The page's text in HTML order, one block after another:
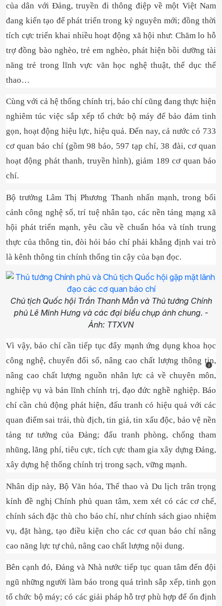
của dân với Đảng, truyền đi thông điệp về một Việt Nam
đang kiến tạo để phát triển trong kỷ nguyên mới; đồng thời
tích cực triển khai nhiều hoạt động xã hội như: Chăm lo hỗ
trợ đồng bào nghèo, trẻ em nghèo, phát hiện bồi dưỡng tài
năng trẻ trong lĩnh vực văn học nghệ thuật, thể dục thể
thao…
Cùng với cả hệ thống chính trị, báo chí cũng đang thực hiện
nghiêm túc việc sắp xếp tổ chức bộ máy để bảo đảm tinh
gọn, hoạt động hiệu lực, hiệu quả. Đến nay, cả nước có 733
cơ quan báo chí (gồm 98 báo, 597 tạp chí, 38 đài, cơ quan
hoạt động phát thanh, truyền hình), giảm 189 cơ quan báo
chí.
Bộ trưởng Lâm Thị Phương Thanh nhấn mạnh, trong bối
cảnh công nghệ số, trí tuệ nhân tạo, các nền tảng mạng xã
hội phát triển mạnh, yêu cầu về chuẩn hóa và tính trung
thực của thông tin, đòi hỏi báo chí phải khẳng định vai trò
là kênh thông tin chính thống tin cậy của bạn đọc.
Chủ tịch Quốc hội Trần Thanh Mẫn và Thủ tướng Chính
phủ Lê Minh Hưng và các đại biểu chụp ảnh chung. -
Ảnh: TTXVN
Vì vậy, báo chí cần tiếp tục đẩy mạnh ứng dụng khoa học
công nghệ, chuyển đổi số, nâng cao chất lượng thông tin,
nâng cao chất lượng nguồn nhân lực cả về chuyên môn,
nghiệp vụ và bản lĩnh chính trị, đạo đức nghề nghiệp. Báo
chí cần chủ động phát hiện, đấu tranh có hiệu quả với các
quan điểm sai trái, thù địch, tin giả, tin xấu độc, bảo vệ nền
tảng tư tưởng của Đảng; đấu tranh phòng, chống tham
nhũng, lãng phí, tiêu cực, tích cực tham gia xây dựng Đảng,
xây dựng hệ thống chính trị trong sạch, vững mạnh.
Nhân dịp này, Bộ Văn hóa, Thể thao và Du lịch trân trọng
kính đề nghị Chính phủ quan tâm, xem xét có các cơ chế,
chính sách đặc thù cho báo chí, như chính sách giao nhiệm
vụ, đặt hàng, tạo điều kiện cho các cơ quan báo chí nâng
cao năng lực tự chủ, nâng cao chất lượng nội dung.
Bên cạnh đó, Đảng và Nhà nước tiếp tục quan tâm đến đội
ngũ những người làm báo trong quá trình sắp xếp, tinh gọn
tổ chức bộ máy; có các giải pháp hỗ trợ phù hợp để ổn định
i